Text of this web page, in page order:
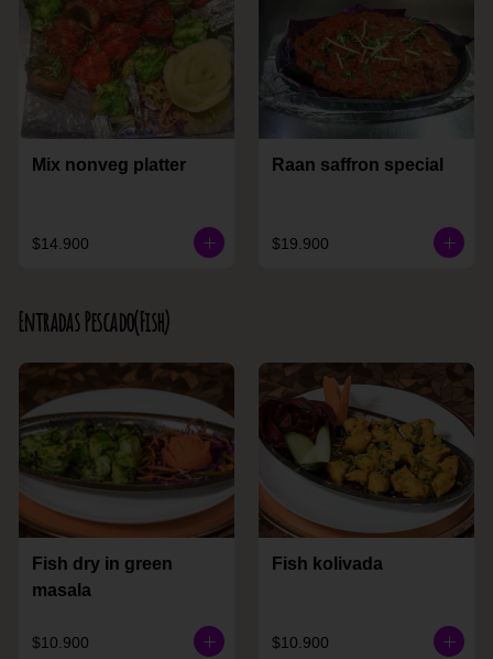
Mix nonveg platter
$14.900
Raan saffron special
$19.900
Entradas Pescado(Fish)
Fish dry in green
masala
$10.900
Fish kolivada
$10.900